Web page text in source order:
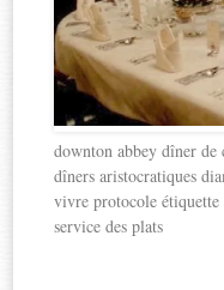
downton abbey dîner
dîners aristocratiques
vivre protocole
service des plats